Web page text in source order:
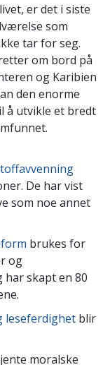
er det i siste
som
tar for seg.
om bord på
og Karibien
den enorme
å utvikle et bredt
De har vist
som noe annet
brukes for
og
skapt en 80
blir
moralske